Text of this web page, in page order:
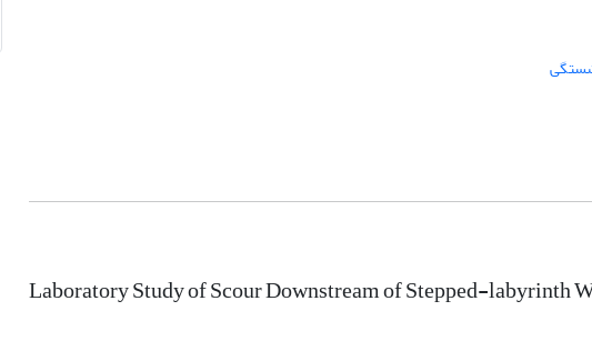
Laboratory Study of Scour Downstream of Stepped-labyrinth